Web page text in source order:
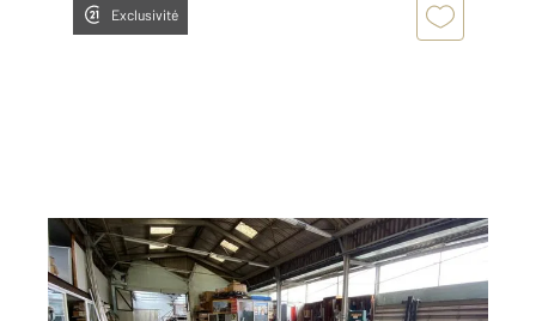
Exclusivité
TARBES 65
850 m2, 4 pièces
Ref : 2673